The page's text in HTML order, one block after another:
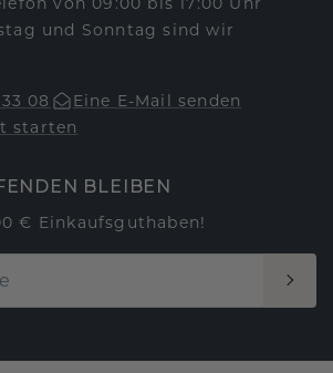
und Sonntag sind wir
08
Eine E-Mail senden
starten
BLEIBEN
€ Einkaufsguthaben!